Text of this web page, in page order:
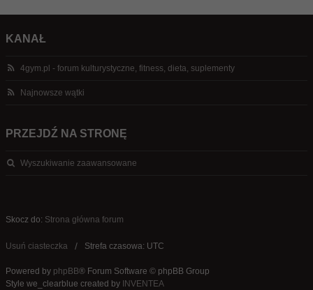
KANAŁ
4gym.pl - forum kulturystyczne, fitness, dieta, suplementy
Najnowsze wątki
PRZEJDŹ NA STRONĘ
Wyszukiwanie zaawansowane
Skocz do: Strona główna forum
Usuń ciasteczka Strefa czasowa: UTC
Powered by phpBB® Forum Software © phpBB Group
Style we_clearblue created by INVENTEA